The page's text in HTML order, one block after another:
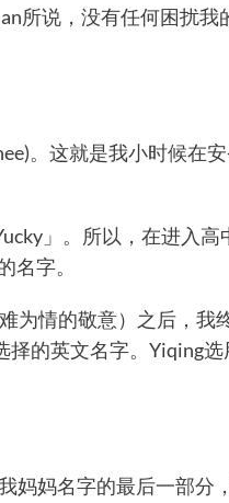
所说，没有任何困扰我
。这就是我小时候在
」。所以，在进入高
名字。
为情的敬意）之后，我
择的英文名字。Yiqing选
妈妈名字的最后一部分